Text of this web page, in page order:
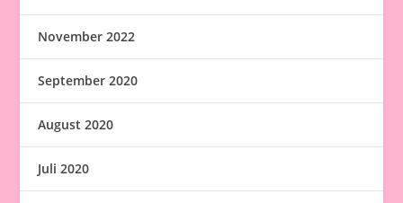
November 2022
September 2020
August 2020
Juli 2020